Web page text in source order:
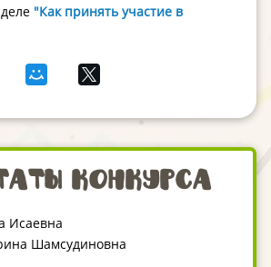
"Как принять участие в
конкурса
Исаевна
Шамсудиновна